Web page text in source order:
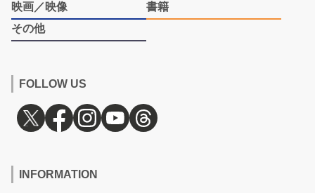
映画／映像
書籍
その他
FOLLOW US
INFORMATION